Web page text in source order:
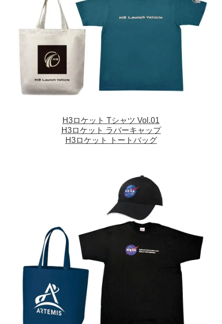
H3ロケット Tシャツ Vol.01
H3ロケット ラバーキャップ
H3ロケット トートバッグ